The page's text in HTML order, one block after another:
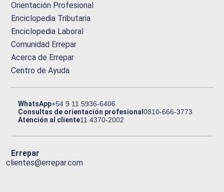
Orientación Profesional
Enciclopedia Tributaria
Enciclopedia Laboral
Comunidad Errepar
Acerca de Errepar
Centro de Ayuda
WhatsApp+54 9 11 5936-6406
Consultas de orientación profesional0810-666-3773
Atención al cliente11 4370-2002
Errepar
clientes@errepar.com